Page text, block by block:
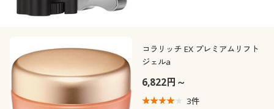
コラリッチ EX プレミアムリフト
ジェルa
6,822円～
3件